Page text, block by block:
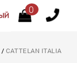
0
/CATTELAN ITALIA